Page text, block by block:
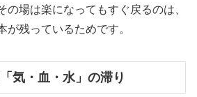
の場は楽になってもすぐ戻るのは、
が残っているためです。
気・血・水」の滞り